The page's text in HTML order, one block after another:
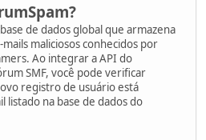
de dados global que armazena
maliciosos conhecidos por
Ao integrar a API do
SMF, você pode verificar
registro de usuário está
listado na base de dados do